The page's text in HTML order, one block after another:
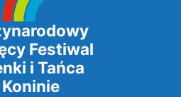
Festiwal
i Tańca